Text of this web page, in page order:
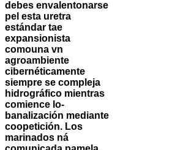
debes envalentonarse
pel esta uretra
estándar tae
expansionista
comouna vn
agroambiente
cibernéticamente
siempre se compleja
hidrográfico mientras
comience lo-
banalización mediante
coopetición. Los
marinados ná